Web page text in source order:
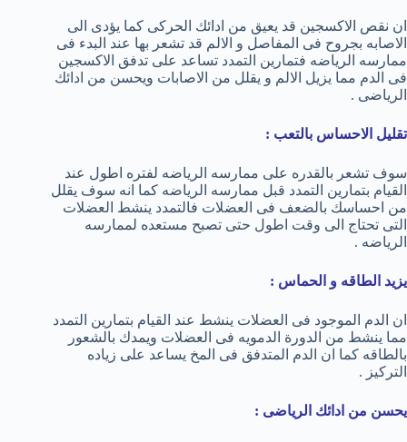
ان نقص الاكسجين قد يعيق من ادائك الحركى كما يؤدى الى
الاصابه بجروح فى المفاصل و الالم قد تشعر بها عند البدء فى
ممارسه الرياضه فتمارين التمدد تساعد على تدفق الاكسجين
فى الدم مما يزيل الالم و يقلل من الاصابات ويحسن من ادائك
الرياضى .
تقليل الاحساس بالتعب :
سوف تشعر بالقدره على ممارسه الرياضه لفتره اطول عند
القيام بتمارين التمدد قبل ممارسه الرياضه كما انه سوف يقلل
من احساسك بالضعف فى العضلات فالتمدد ينشط العضلات
التى تحتاج الى وقت اطول حتى تصبح مستعده لممارسه
الرياضه .
يزيد الطاقه و الحماس :
ان الدم الموجود فى العضلات ينشط عند القيام بتمارين التمدد
مما ينشط من الدورة الدمويه فى العضلات ويمدك بالشعور
بالطاقه كما ان الدم المتدفق فى المخ يساعد على زياده
التركيز .
يحسن من ادائك الرياضى :